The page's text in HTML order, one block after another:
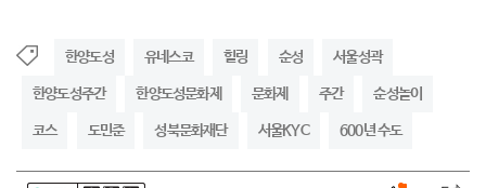
한양도성 유네스코 힐링 순성 서울성곽
한양도성주간 한양도성문화제 문화제 주간 순성놀이
코스 도민준 성북문화재단 서울KYC 600년 수도